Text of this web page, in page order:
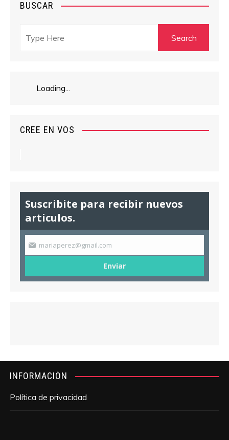
BUSCAR
Loading...
CREE EN VOS
Suscribite para recibir nuevos
articulos.
mariaperez@gmail.com
Enviar
INFORMACIÓN
Política de privacidad